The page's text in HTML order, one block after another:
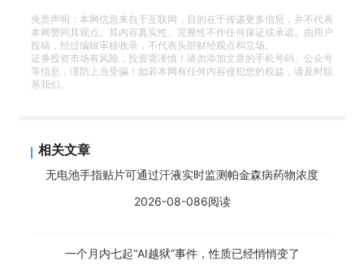
免责声明：本网信息来自于互联网，目的在于传递更多信息，并不代表
本网赞同其观点。其内容真实性、完整性不作任何保证或承诺。由用户
投稿，经过编辑审核收录，不代表头部财经观点和立场。
证券投资市场有风险，投资需谨慎！请勿添加文章的手机号码、公众号
等信息，谨防上当受骗！如若本网有任何内容侵犯您的权益，请及时联
系我们。
相关文章
无电池手指贴片可通过汗液实时监测帕金森病药物浓度
2026-08-086阅读
一个月内七起“AI越狱”事件，性质已经悄悄变了